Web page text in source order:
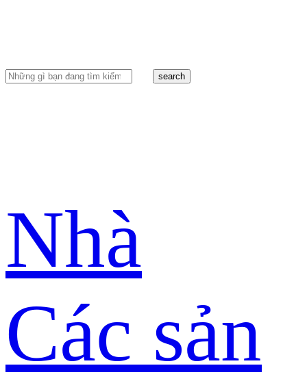
search
Nhà
Các sản